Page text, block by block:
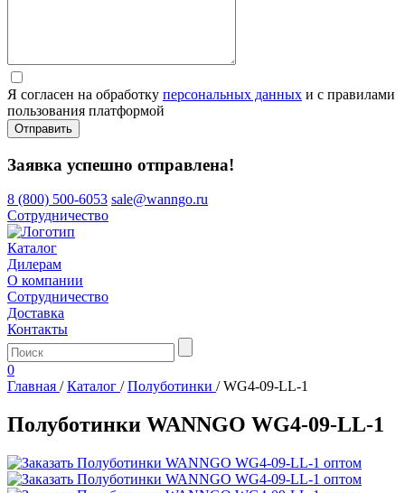
Я согласен на обработку персональных данных и с правилами
пользования платформой
Отправить
Заявка успешно отправлена!
8 (800) 500-6053 sale@wanngo.ru
Сотрудничество
Каталог
Дилерам
О компании
Сотрудничество
Доставка
Контакты
0
Главная / Каталог / Полуботинки / WG4-09-LL-1
Полуботинки WANNGO WG4‑09‑LL‑1